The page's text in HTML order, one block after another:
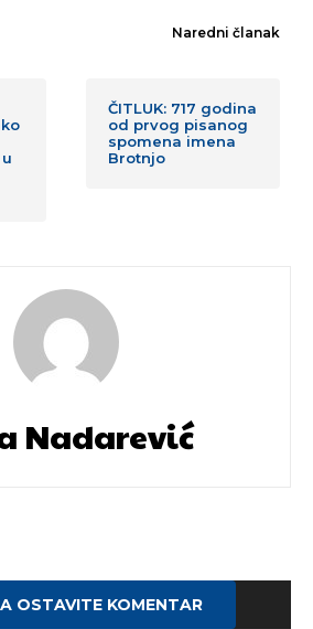
Naredni članak
ČITLUK: 717 godina
od prvog pisanog
spomena imena
Brotnjo
Nadarević
OSTAVITE KOMENTAR